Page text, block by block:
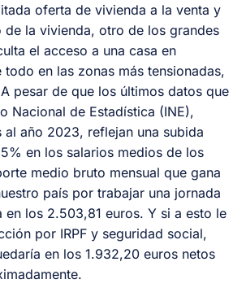
oferta de vivienda a la venta y
de la vivienda, otro de los grandes
el acceso a una casa en
en las zonas más tensionadas,
pesar de que los últimos datos que
Nacional de Estadística (INE),
al año 2023, reflejan una subida
en los salarios medios de los
medio bruto mensual que gana
país por trabajar una jornada
en los 2.503,81 euros. Y si a esto le
por IRPF y seguridad social,
en los 1.932,20 euros netos